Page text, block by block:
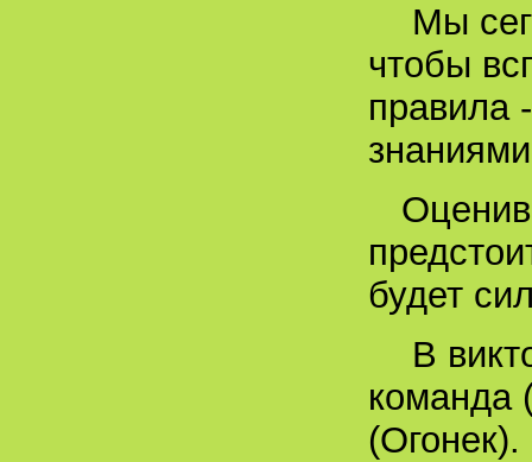
Мы
чтобы
правила
будет
В
команда
(Огонек).